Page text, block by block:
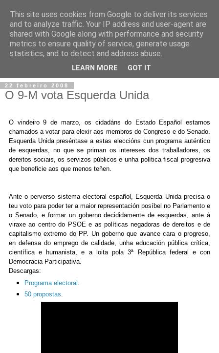
22 febreiro 2008
O 9-M vota Esquerda Unida
O vindeiro 9 de marzo, os cidadáns do Estado Español estamos
chamados a votar para elexir aos membros do Congreso e do Senado.
Esquerda Unida preséntase a estas eleccións cun programa auténtico
de esquerdas, no que se priman os intereses dos traballadores, os
dereitos sociais, os servizos públicos e unha política fiscal progresiva
que beneficie aos que menos teñen.
Ante o perverso sistema electoral español, Esquerda Unida precisa o
teu voto para poder ter a maior representación posíbel no Parlamento e
o Senado, e formar un goberno decididamente de esquerdas, ante à
viraxe ao centro do PSOE e as políticas negadoras de dereitos e de
capitalismo extremo do PP. Un goberno que avance cara o progreso,
en defensa do emprego de calidade, unha educación pública crítica,
científica e humanista, e a loita pola 3ª República federal e con
Democracia Participativa.
Descargas:
Programa electoral .
50 propostas
This site uses cookies from Google to deliver its services
and to analyze traffic. Your IP address and user-agent are
shared with Google along with performance and security
metrics to ensure quality of service, generate usage
statistics, and to detect and address abuse.
LEARN MORE GOT IT